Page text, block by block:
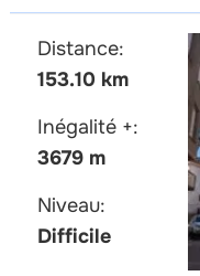
Distance:
153.10 km
Inégalité +:
3679 m
Niveau:
Difficile